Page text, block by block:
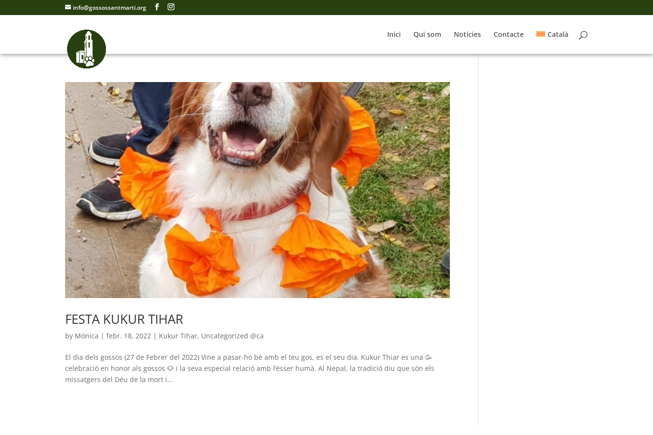
info@gossossantmarti.org
Inici Qui som Notícies Contacte Català
FESTA KUKUR TIHAR
by Mónica |febr. 18, 2022 | Kukur Tihar, Uncategorized @ca
El dia dels gossos (27 de Febrer del 2022) Vine a pasar-ho bé amb el teu gos, es el seu dia. Kukur Thiar es una 🥳
celebració en honor als gossos 🐶 i la seva especial relació amb l’ésser humà. Al Nepal, la tradició diu que són els
missatgers del Déu de la mort i...